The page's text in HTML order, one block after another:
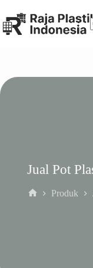
to
content
Jual Pot
Produk